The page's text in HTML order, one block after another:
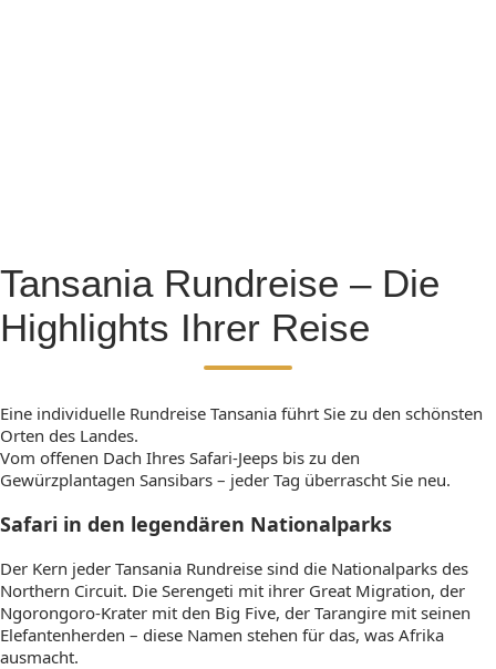
Tansania Rundreise – Die
Highlights Ihrer Reise
Eine individuelle Rundreise Tansania führt Sie zu den schönsten
Orten des Landes.
Vom offenen Dach Ihres Safari-Jeeps bis zu den
Gewürzplantagen Sansibars – jeder Tag überrascht Sie neu.
Safari in den legendären Nationalparks
Der Kern jeder Tansania Rundreise sind die Nationalparks des
Northern Circuit. Die Serengeti mit ihrer Great Migration, der
Ngorongoro-Krater mit den Big Five, der Tarangire mit seinen
Elefantenherden – diese Namen stehen für das, was Afrika
ausmacht.